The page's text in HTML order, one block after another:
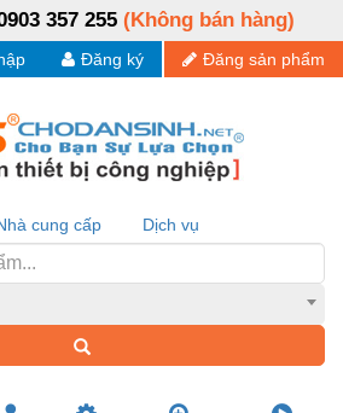
357 255 (Không bán hàng)
Đăng sản phẩm
Đăng ký
cung cấp Dịch vụ